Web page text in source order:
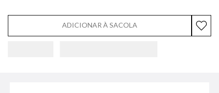
ADICIONAR À SACOLA